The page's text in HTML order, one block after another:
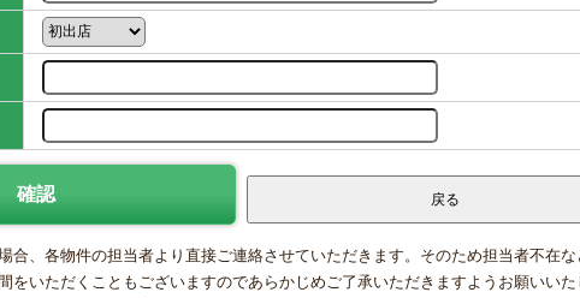
合、各物件の担当者より直接ご連絡させていただきます。そのため担当者不在
をいただくこともございますのであらかじめご了承いただきますようお願いいた